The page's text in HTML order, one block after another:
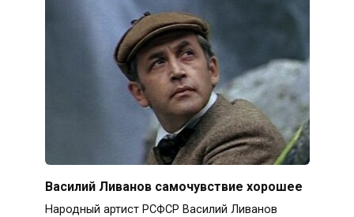
Василий Ливанов самочувствие хорошее
Народный артист РСФСР Василий Ливанов